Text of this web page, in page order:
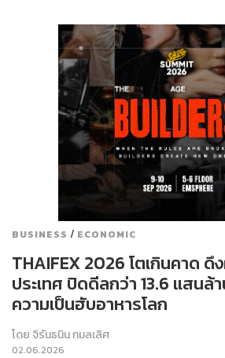
BUSINESS / ECONOMIC
THAIFEX 2026 โตเกินคาด ดึ
ประเทศ ปิดดีลกว่า 13.6 แสนล้
ความเป็นฮับอาหารโลก
โดย จิรันธนิน กมลเลิศ
02.06.2026